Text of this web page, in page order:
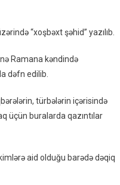
“xoşbəxt şəhid” yazılıb.
Ramana kəndində
dəfn edilib.
türbələrin içərisində
üçün buralarda qazıntılar
aid olduğu barədə dəqiq